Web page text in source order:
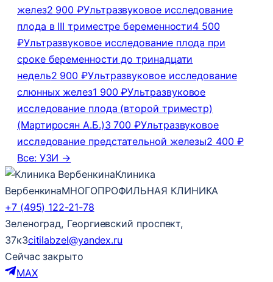
желез2 900 ₽Ультразвуковое исследование
плода в III триместре беременности4 500
₽Ультразвуковое исследование плода при
сроке беременности до тринадцати
недель2 900 ₽Ультразвуковое исследование
слюнных желез1 900 ₽Ультразвуковое
исследование плода (второй триместр)
(Мартиросян А.Б.)3 700 ₽Ультразвуковое
исследование предстательной железы2 400 ₽
Все: УЗИ →
Клиника
ВербенкинаМНОГОПРОФИЛЬНАЯ КЛИНИКА
+7 (495) 122-21-78
Зеленоград, Георгиевский проспект,
37к3citilabzel@yandex.ru
Сейчас закрыто
MAX